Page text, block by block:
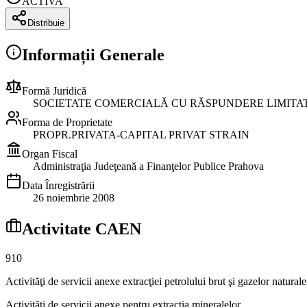
Distribuie
Informații Generale
Formă Juridică
SOCIETATE COMERCIALĂ CU RĂSPUNDERE
Forma de Proprietate
PROPR.PRIVATA-CAPITAL PRIVAT STRAIN
Organ Fiscal
Administraţia Judeţeană a Finanţelor Publice Prahova
Data Înregistrării
26 noiembrie 2008
Activitate CAEN
910
Activităţi de servicii anexe extracţiei petrolului brut şi gazelor naturale
Activităţi de servicii anexe pentru extracţia mineralelor